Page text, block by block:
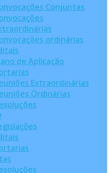
Conjuntas
ordinárias
de Aplicação
Extraordinárias
Ordinárias